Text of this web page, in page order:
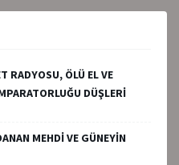
RADYOSU, ÖLÜ EL VE
DÜŞLERİ
MEHDİ VE GÜNEYİN